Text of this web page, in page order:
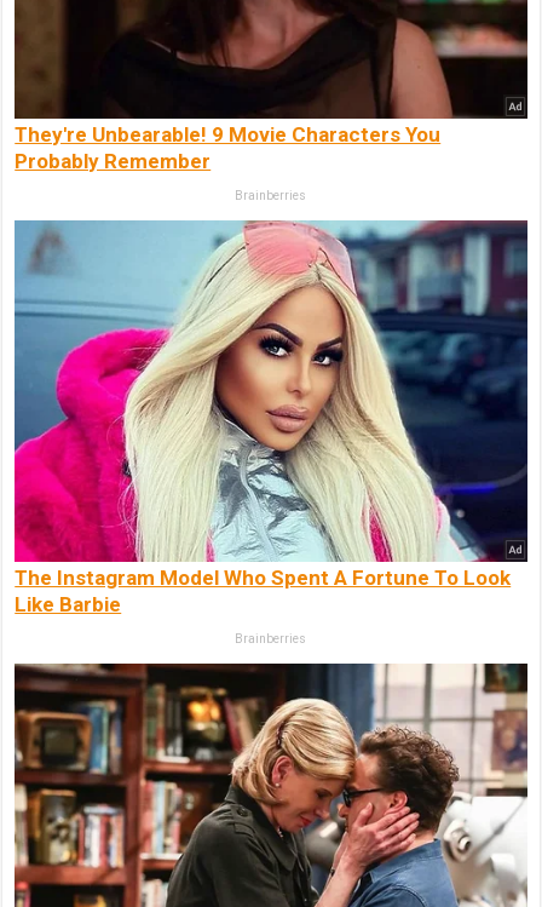
They're Unbearable! 9 Movie Characters You
Probably Remember
Brainberries
The Instagram Model Who Spent A Fortune To Look
Like Barbie
Brainberries